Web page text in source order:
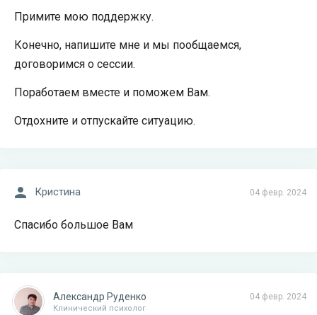
Примите мою поддержку.
Конечно, напишите мне и мы пообщаемся,
договоримся о сессии.
Поработаем вместе и поможем Вам.
Отдохните и отпускайте ситуацию.
04 февр. 2024
Кристина
Спасибо большое Вам
04 февр. 2024
Александр Руденко
Клинический психолог